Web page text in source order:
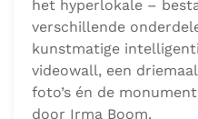
expositie in het
samenwerking met Bas
vooruit kijkt. Zijn
over de hele wereld is
van onze tijd, vindt hij.